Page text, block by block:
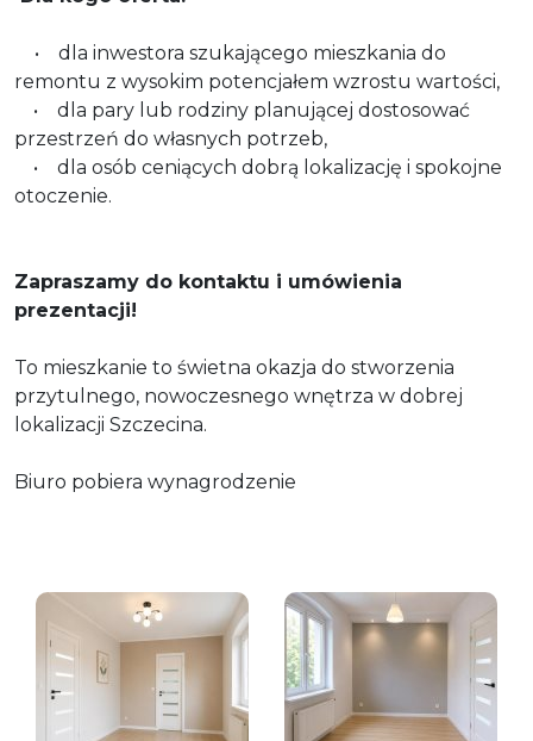
• dla inwestora szukającego mieszkania do
remontu z wysokim potencjałem wzrostu wartości,
• dla pary lub rodziny planującej dostosować
przestrzeń do własnych potrzeb,
• dla osób ceniących dobrą lokalizację i spokojne
otoczenie.
Zapraszamy do kontaktu i umówienia
prezentacji!
To mieszkanie to świetna okazja do stworzenia
przytulnego, nowoczesnego wnętrza w dobrej
lokalizacji Szczecina.
Biuro pobiera wynagrodzenie